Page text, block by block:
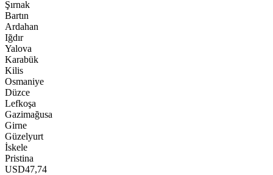
Şırnak
Bartın
Ardahan
Iğdır
Yalova
Karabük
Kilis
Osmaniye
Düzce
Lefkoşa
Gazimağusa
Girne
Güzelyurt
İskele
Pristina
USD47,74